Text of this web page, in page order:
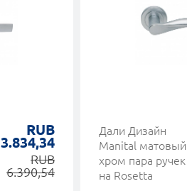
RUB
3.834,34
RUB
6.390,54
Дали Дизайн
Manital матовый
хром пара ручек
на Rosetta